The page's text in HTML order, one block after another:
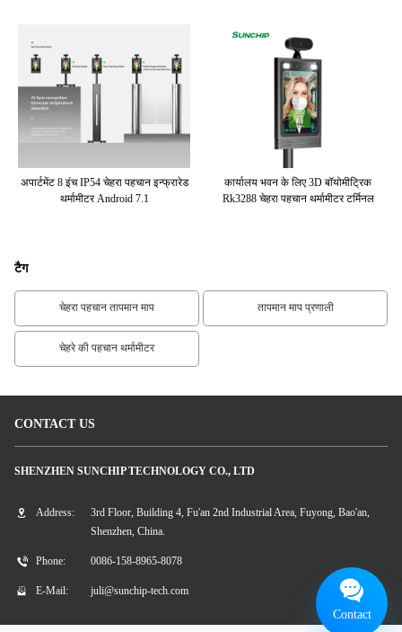
अपार्टमेंट 8 इंच IP54 चेहरा पहचान इन्फ्रारेड
थर्मामीटर Android 7.1
कार्यालय भवन के लिए 3D बॉयोमीट्रिक
Rk3288 चेहरा पहचान थर्मामीटर टर्मिनल
टैग
चेहरा पहचान तापमान माप तापमान माप प्रणाली
चेहरे की पहचान थर्मामीटर
CONTACT US
SHENZHEN SUNCHIP TECHNOLOGY CO., LTD
Address:
3rd Floor, Building 4, Fu'an 2nd Industrial Area, Fuyong, Bao'an,
Shenzhen, China.
Phone: 0086-158-8965-8078
E-Mail: juli@sunchip-tech.com
Contact